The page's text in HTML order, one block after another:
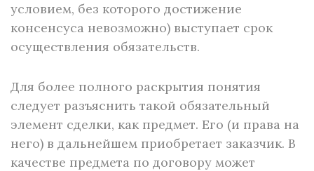
условием, без которого достижение
консенсуса невозможно) выступает срок
осуществления обязательств.
Для более полного раскрытия понятия
следует разъяснить такой обязательный
элемент сделки, как предмет. Его (и права на
него) в дальнейшем приобретает заказчик. В
качестве предмета по договору может